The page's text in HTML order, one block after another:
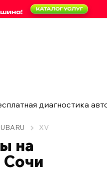
диагностика
XV
на
Сочи